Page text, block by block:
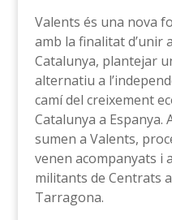
Valents és una nova
amb la finalitat d’unir
Catalunya, plantejar
alternatiu a
camí del creixement
Catalunya a Espanya.
sumen a Valents,
venen acompanyats i
militants de Centrats
Tarragona.